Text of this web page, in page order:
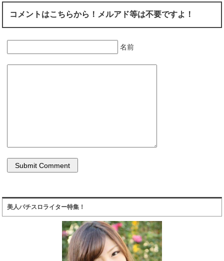
コメントはこちらから！メルアド等は不要ですよ！
名前
美人パチスロライター特集！